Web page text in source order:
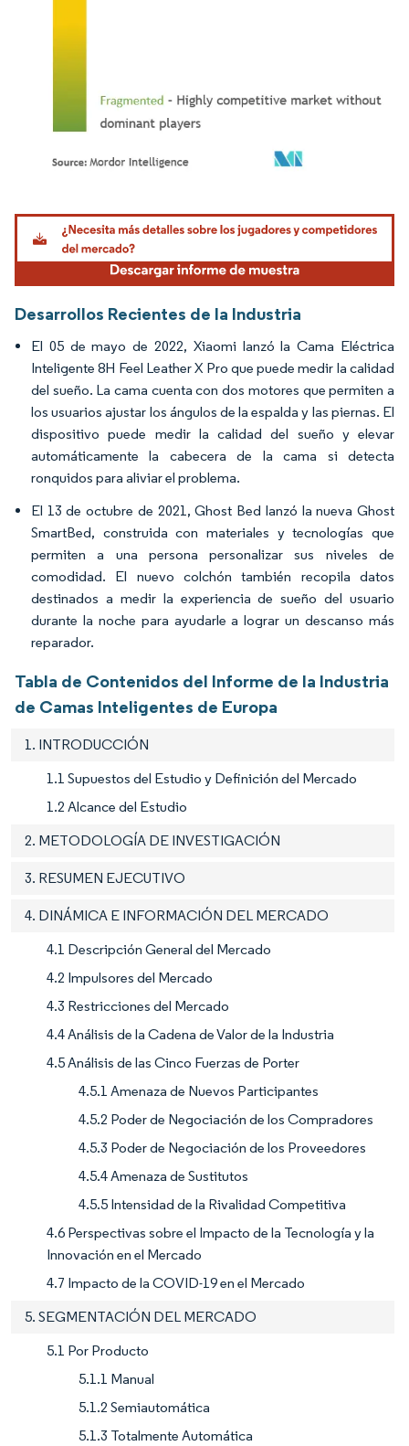
Imagen © Mordor Intelligence. El uso requiere atribución según CC BY 4.0.
Desarrollos Recientes de la Industria
El 05 de mayo de 2022, Xiaomi lanzó la Cama Eléctrica
Inteligente 8H Feel Leather X Pro que puede medir la calidad
del sueño. La cama cuenta con dos motores que permiten a
los usuarios ajustar los ángulos de la espalda y las piernas. El
dispositivo puede medir la calidad del sueño y elevar
automáticamente la cabecera de la cama si detecta
ronquidos para aliviar el problema.
El 13 de octubre de 2021, Ghost Bed lanzó la nueva Ghost
SmartBed, construida con materiales y tecnologías que
permiten a una persona personalizar sus niveles de
comodidad. El nuevo colchón también recopila datos
destinados a medir la experiencia de sueño del usuario
durante la noche para ayudarle a lograr un descanso más
reparador.
Tabla de Contenidos del Informe de la Industria
de Camas Inteligentes de Europa
1. INTRODUCCIÓN
1.1 Supuestos del Estudio y Definición del Mercado
1.2 Alcance del Estudio
2. METODOLOGÍA DE INVESTIGACIÓN
3. RESUMEN EJECUTIVO
4. DINÁMICA E INFORMACIÓN DEL MERCADO
4.1 Descripción General del Mercado
4.2 Impulsores del Mercado
4.3 Restricciones del Mercado
4.4 Análisis de la Cadena de Valor de la Industria
4.5 Análisis de las Cinco Fuerzas de Porter
4.5.1 Amenaza de Nuevos Participantes
4.5.2 Poder de Negociación de los Compradores
4.5.3 Poder de Negociación de los Proveedores
4.5.4 Amenaza de Sustitutos
4.5.5 Intensidad de la Rivalidad Competitiva
4.6 Perspectivas sobre el Impacto de la Tecnología y la
Innovación en el Mercado
4.7 Impacto de la COVID-19 en el Mercado
5. SEGMENTACIÓN DEL MERCADO
5.1 Por Producto
5.1.1 Manual
5.1.2 Semiautomática
5.1.3 Totalmente Automática